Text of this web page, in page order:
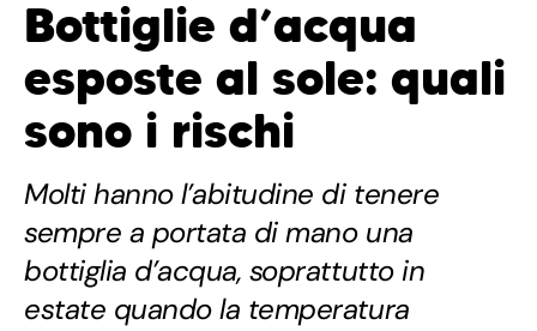
Bottiglie d’acqua
esposte al sole: quali
sono i rischi
Molti hanno l’abitudine di tenere
sempre a portata di mano una
bottiglia d’acqua, soprattutto in
estate quando la temperatura